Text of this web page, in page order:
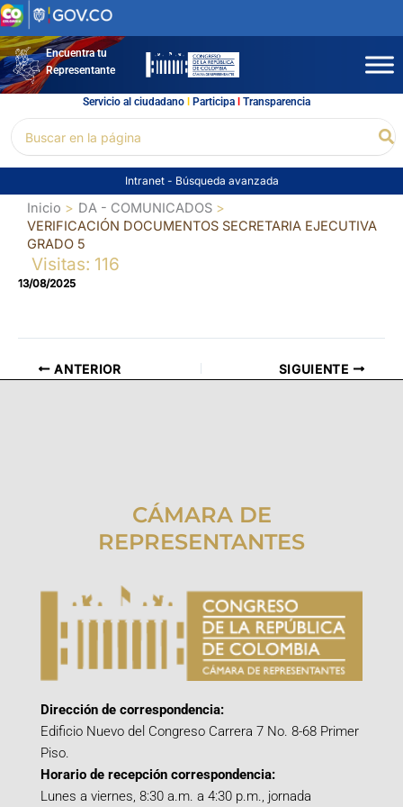
Ir
al
contenidoEncuentra tu
Representante
Servicio al ciudadano l Participal Transparencia
por:
Intranet - Búsqueda avanzada
Inicio
DA - COMUNICADOS
VERIFICACIÓN DOCUMENTOS SECRETARIA EJECUTIVA
GRADO 5
Visitas: 116
13/08/2025
ANTERIOR SIGUIENTE
CÁMARA DE
REPRESENTANTES
Dirección de correspondencia:
Edificio Nuevo del Congreso Carrera 7 No. 8-68 Primer
Piso.
Horario de recepción correspondencia:
Lunes a viernes, 8:30 a.m. a 4:30 p.m., jornada